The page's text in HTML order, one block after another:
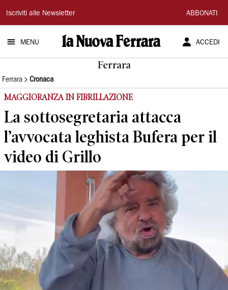
La
Nuova
Ferrara
Iscriviti alle Newsletter ABBONATI
MENU ACCEDI
Ferrara
Ferrara Cronaca
MAGGIORANZA IN FIBRILLAZIONE
La sottosegretaria attacca
l’avvocata leghista Bufera per il
video di Grillo